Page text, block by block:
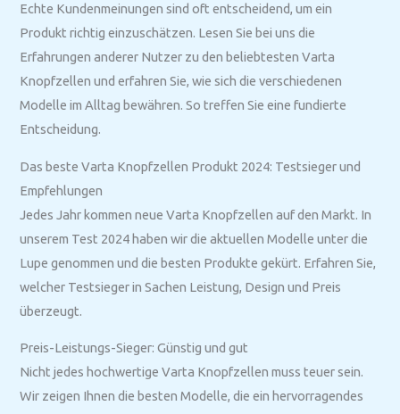
Echte Kundenmeinungen sind oft entscheidend, um ein
Produkt richtig einzuschätzen. Lesen Sie bei uns die
Erfahrungen anderer Nutzer zu den beliebtesten Varta
Knopfzellen und erfahren Sie, wie sich die verschiedenen
Modelle im Alltag bewähren. So treffen Sie eine fundierte
Entscheidung.
Das beste Varta Knopfzellen Produkt 2024: Testsieger und
Empfehlungen
Jedes Jahr kommen neue Varta Knopfzellen auf den Markt. In
unserem Test 2024 haben wir die aktuellen Modelle unter die
Lupe genommen und die besten Produkte gekürt. Erfahren Sie,
welcher Testsieger in Sachen Leistung, Design und Preis
überzeugt.
Preis-Leistungs-Sieger: Günstig und gut
Nicht jedes hochwertige Varta Knopfzellen muss teuer sein.
Wir zeigen Ihnen die besten Modelle, die ein hervorragendes